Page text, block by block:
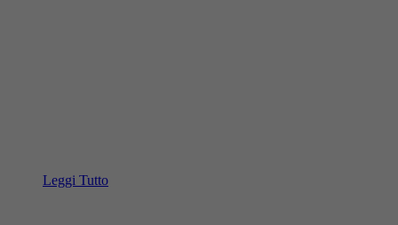
Leggi Tutto